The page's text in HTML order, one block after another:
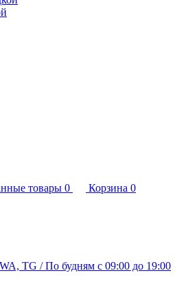
товары 0 Корзина 0
TG / По будням c 09:00 до 19:00